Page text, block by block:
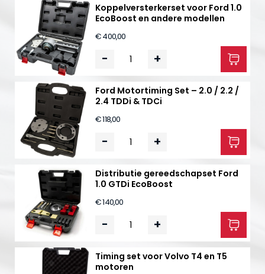
Koppelversterkerset voor Ford 1.0
EcoBoost en andere modellen
€ 400,00
- +
Ford Motortiming Set – 2.0 / 2.2 /
2.4 TDDi & TDCi
€ 118,00
- +
Distributie gereedschapset Ford
1.0 GTDi EcoBoost
€ 140,00
- +
Timing set voor Volvo T4 en T5
motoren